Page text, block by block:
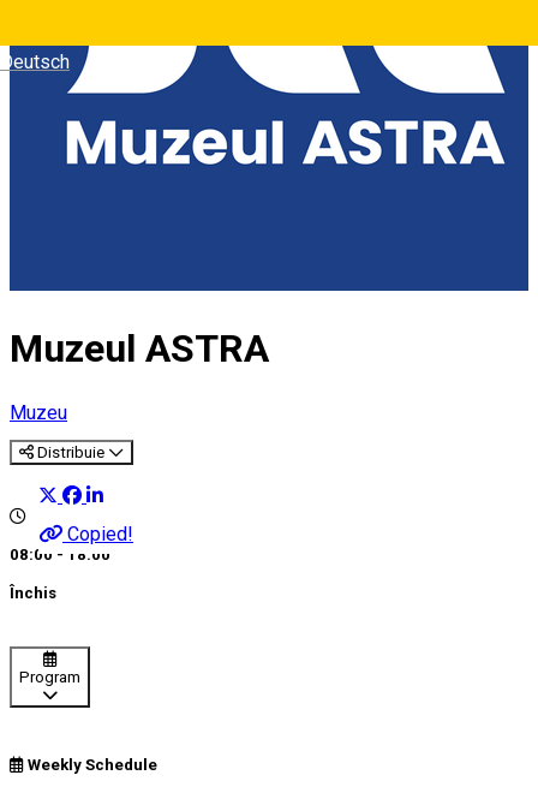
Deutsch
Muzeul ASTRA
Muzeu
Distribuie
Copied!
08:00 - 18:00
Închis
Program
Weekly Schedule